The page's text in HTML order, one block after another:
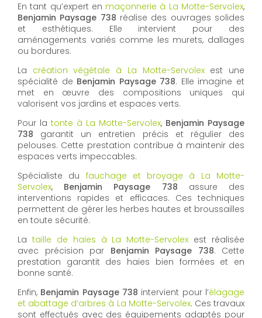
En tant qu’expert en maçonnerie à La Motte-Servolex,
Benjamin Paysage 738 réalise des ouvrages solides
et esthétiques. Elle intervient pour des
aménagements variés comme les murets, dallages
ou bordures.
La création végétale à La Motte-Servolexest une
spécialité de Benjamin Paysage 738. Elle imagine et
met en œuvre des compositions uniques qui
valorisent vos jardins et espaces verts.
Pour la tonte à La Motte-Servolex, Benjamin Paysage
738 garantit un entretien précis et régulier des
pelouses. Cette prestation contribue à maintenir des
espaces verts impeccables.
Spécialiste du fauchage et broyage à La Motte-
Servolex, Benjamin Paysage 738 assure des
interventions rapides et efficaces. Ces techniques
permettent de gérer les herbes hautes et broussailles
en toute sécurité.
La taille de haies à La Motte-Servolex est réalisée
avec précision par Benjamin Paysage 738. Cette
prestation garantit des haies bien formées et en
bonne santé.
Enfin, Benjamin Paysage 738 intervient pour l’élagage
et abattage d’arbres à La Motte-Servolex. Ces travaux
sont effectués avec des équipements adaptés pour